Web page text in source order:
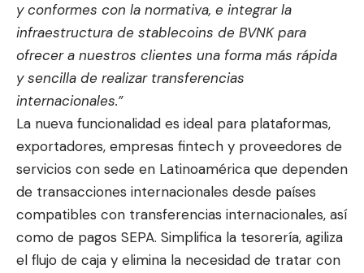
y conformes con la normativa, e integrar la
infraestructura de stablecoins de BVNK para
ofrecer a nuestros clientes una forma más rápida
y sencilla de realizar transferencias
internacionales.”
La nueva funcionalidad es ideal para plataformas,
exportadores, empresas fintech y proveedores de
servicios con sede en Latinoamérica que dependen
de transacciones internacionales desde países
compatibles con transferencias internacionales, así
como de pagos SEPA. Simplifica la tesorería, agiliza
el flujo de caja y elimina la necesidad de tratar con